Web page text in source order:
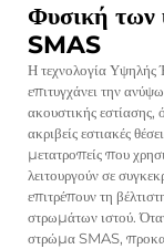
Φυσική των
SMAS
Η τεχνολογία
επιτυγχάνει την
ακουστικής εστίασης,
ακριβείς εστιακές
μετατροπείς που
λειτουργούν σε
επιτρέπουν τη
στρωμάτων ιστού.
στρώμα SMAS,